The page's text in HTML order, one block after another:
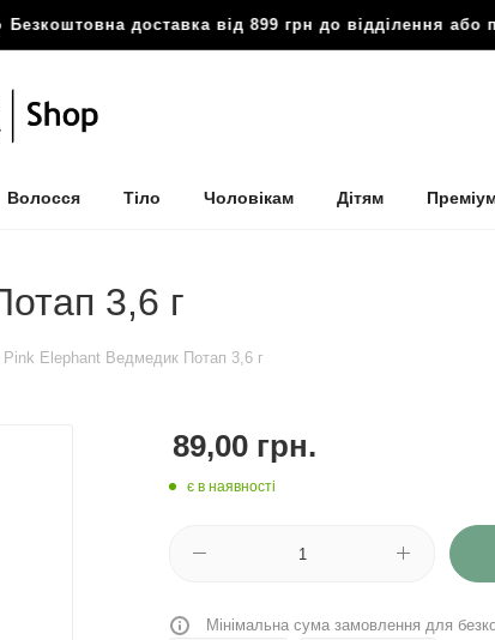
доставка від 899 грн до відділення або
Волосся Тіло Чоловікам Дітям
3,6 г
Pink Elephant Ведмедик Потап 3,6 г
89,00 грн.
є в наявності
Мінімальна сума замовлення для